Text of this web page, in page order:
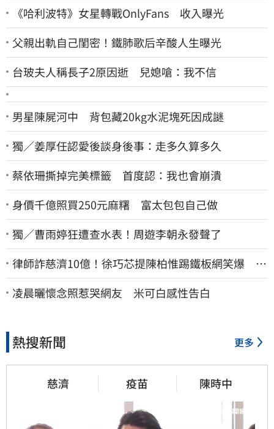
《哈利波特》女星轉戰OnlyFans 收入曝光
父親出軌自己閨密！鐵肺歌后辛酸人生曝光
台玻夫人稱長子2原因逝 兒媳嗆：我不信
男星陳屍河中 背包藏20kg水泥塊死因成謎
獨／姜厚任認愛後談身後事：走多久算多久
蔡依珊撕掉完美標籤 首度認：我也會崩潰
身價千億照買250元麻糬 富太包包自己做
獨／曹雨婷狂遭查水表！周遊李朝永發聲了
律師詐慈濟10億！徐巧芯提陳柏惟踢鐵板網笑爆 律
師再曬1照補刀
凌晨曬懷念照惹哭網友 米可白感性告白
熱搜新聞 更多
慈濟 疫苗 陳時中